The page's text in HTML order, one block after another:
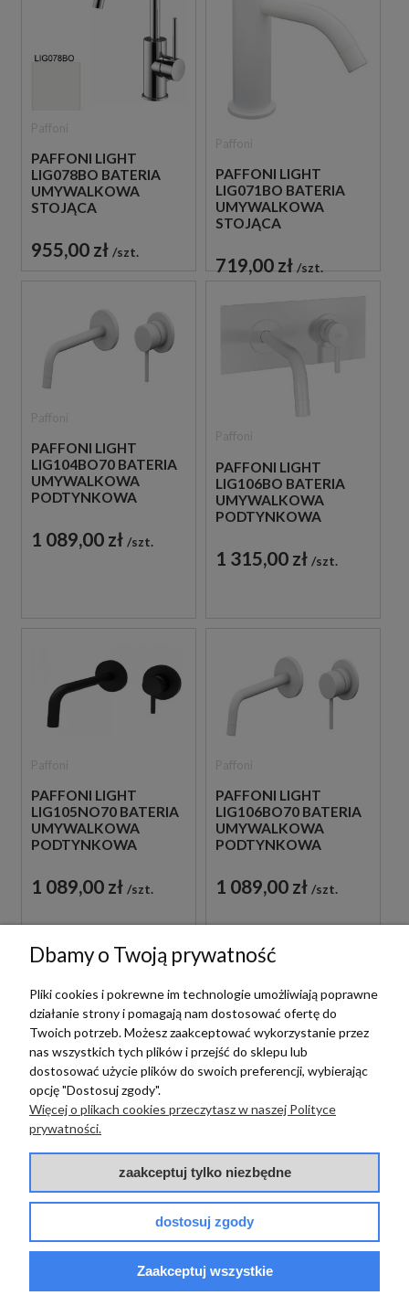
PAFFONI LIGHT
LIG078BO BATERIA
UMYWALKOWA
STOJĄCA
BIAŁA
955,00 zł szt.
PAFFONI LIGHT
LIG071BO BATERIA
UMYWALKOWA
STOJĄCA
BIAŁA
719,00 zł szt.
PAFFONI LIGHT
LIG104BO70 BATERIA
UMYWALKOWA
PODTYNKOWA
BIAŁA
1 089,00 zł szt.
PAFFONI LIGHT
LIG106BO BATERIA
UMYWALKOWA
PODTYNKOWA
BIAŁA
1 315,00 zł szt.
PAFFONI LIGHT
LIG105NO70 BATERIA
UMYWALKOWA
PODTYNKOWA
CZARNA
1 089,00 zł szt.
PAFFONI LIGHT
LIG106BO70 BATERIA
UMYWALKOWA
PODTYNKOWA
BIAŁA
1 089,00 zł szt.
Paffoni
PAFFONI LIGHT
LIG131BO BATERIA
BIDETOWA STOJĄCA
JEDNOUCHWYTOWA
BIAŁA
Paffoni
LIG105BO70 BATERIA
UMYWALKOWA
PODTYNKOWA
JEDNOUCHWYTOWA
BIAŁA
1 089,00 zł
Dbamy o Twoją prywatność
Pliki cookies i pokrewne im technologie umożliwiają poprawne
działanie strony i pomagają nam dostosować ofertę do
Twoich potrzeb. Możesz zaakceptować wykorzystanie przez
nas wszystkich tych plików i przejść do sklepu lub
dostosować użycie plików do swoich preferencji, wybierając
opcję "Dostosuj zgody".
Więcej o plikach cookies przeczytasz w naszej Polityce
prywatności.
zaakceptuj tylko niezbędne
dostosuj zgody
Zaakceptuj wszystkie